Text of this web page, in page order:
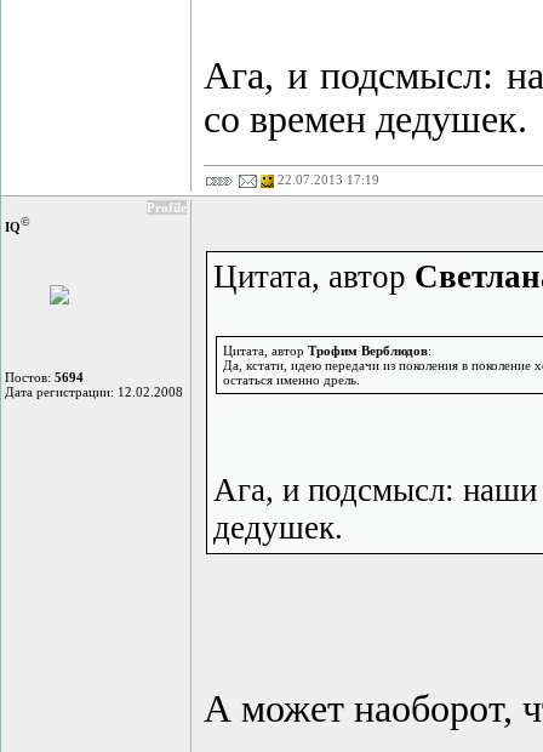
Ага, и подсмысл:
со времен дедушек.
22.07.2013 17:19
Profile
IQ©
Постов: 5694
Дата регистрации: 12.02.2008
Цитата, автор
Цитата, автор Трофим Верблюдов:
Да, кстати, идею передачи из поколения в
остаться именно дрель.
Ага, и подсмысл: наши
дедушек.
А может наоборот,